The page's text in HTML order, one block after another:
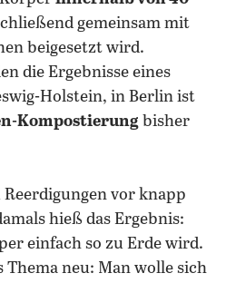
gemeinsam mit
beigesetzt wird.
die Ergebnisse eines
Holstein, in Berlin ist
Kompostierung bisher
vor knapp
hieß das Ergebnis:
einfach so zu Erde wird.
Thema neu: Man wolle sich